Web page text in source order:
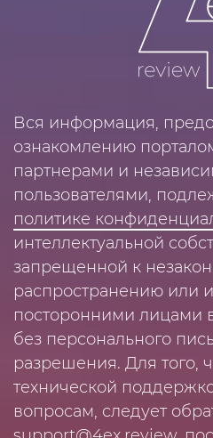
Вся информация,
ознакомлению
партнерами и
пользователями,
политике
интеллектуальной
запрещенной к
распространению или
посторонними лицами
без персонального
разрешения. Для того,
технической
вопросам, следует